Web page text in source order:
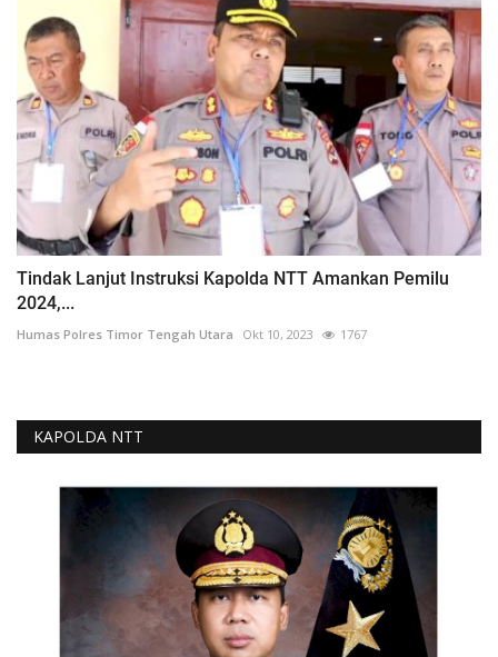
Tindak Lanjut Instruksi Kapolda NTT Amankan Pemilu
2024,...
Humas Polres Timor Tengah Utara Okt 10, 2023 1767
KAPOLDA NTT